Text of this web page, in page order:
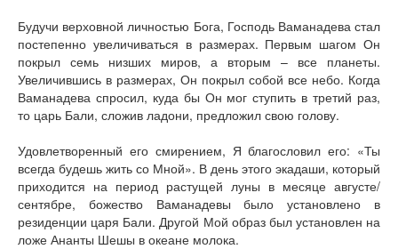
Будучи верховной личностью Бога, Господь Ваманадева стал
постепенно увеличиваться в размерах. Первым шагом Он
покрыл семь низших миров, а вторым – все планеты.
Увеличившись в размерах, Он покрыл собой все небо. Когда
Ваманадева спросил, куда бы Он мог ступить в третий раз,
то царь Бали, сложив ладони, предложил свою голову.
Удовлетворенный его смирением, Я благословил его: «Ты
всегда будешь жить со Мной». В день этого экадаши, который
приходится на период растущей луны в месяце августе/
сентябре, божество Ваманадевы было установлено в
резиденции царя Бали. Другой Мой образ был установлен на
ложе Ананты Шешы в океане молока.